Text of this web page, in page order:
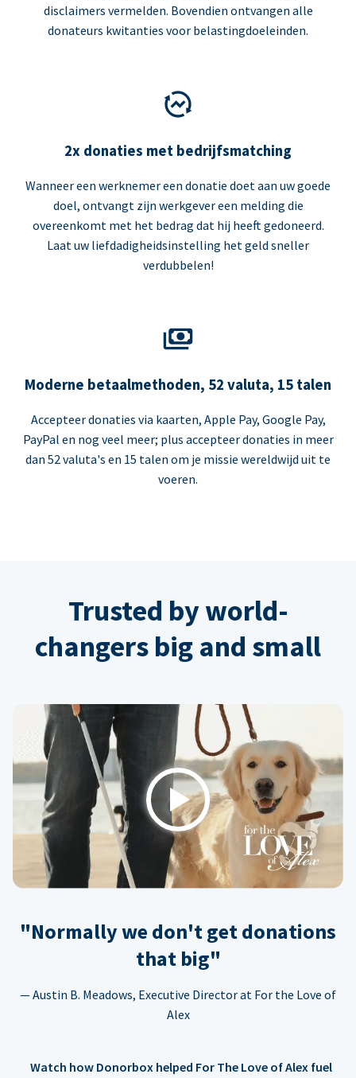
disclaimers vermelden. Bovendien ontvangen alle
donateurs kwitanties voor belastingdoeleinden.
2x donaties met bedrijfsmatching
Wanneer een werknemer een donatie doet aan uw goede
doel, ontvangt zijn werkgever een melding die
overeenkomt met het bedrag dat hij heeft gedoneerd.
Laat uw liefdadigheidsinstelling het geld sneller
verdubbelen!
Moderne betaalmethoden, 52 valuta, 15 talen
Accepteer donaties via kaarten, Apple Pay, Google Pay,
PayPal en nog veel meer; plus accepteer donaties in meer
dan 52 valuta's en 15 talen om je missie wereldwijd uit te
voeren.
Trusted by world-
changers big and small
Play
"Normally we don't get donations
that big"
— Austin B. Meadows, Executive Director at For the Love of
Alex
Watch how Donorbox helped For The Love of Alex fuel